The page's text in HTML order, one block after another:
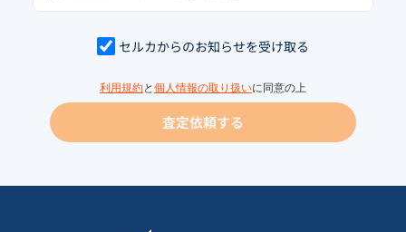
セルカからのお知らせを受け取る
利用規約と 個人情報の取り扱いに同意の上
査定依頼する